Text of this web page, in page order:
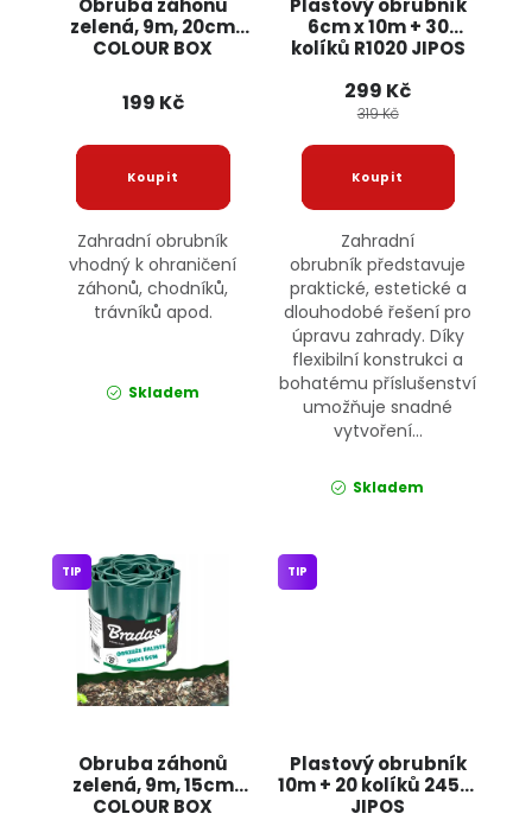
Obruba záhonů
zelená, 9m, 20cm
COLOUR BOX
199 Kč
Zahradní obrubník
vhodný k ohraničení
záhonů, chodníků,
trávníků apod.
Skladem
Plastový obrubník
6cm x 10m + 30
kolíků R1020 JIPOS
299 Kč
319 Kč
Zahradní
obrubník představuje
praktické, estetické a
dlouhodobé řešení pro
úpravu zahrady. Díky
flexibilní konstrukci a
bohatému příslušenství
umožňuje snadné
vytvoření...
Skladem
Obruba záhonů
zelená, 9m, 15cm
COLOUR BOX
TIP
Plastový obrubník
10m + 20 kolíků 24561
JIPOS
TIP